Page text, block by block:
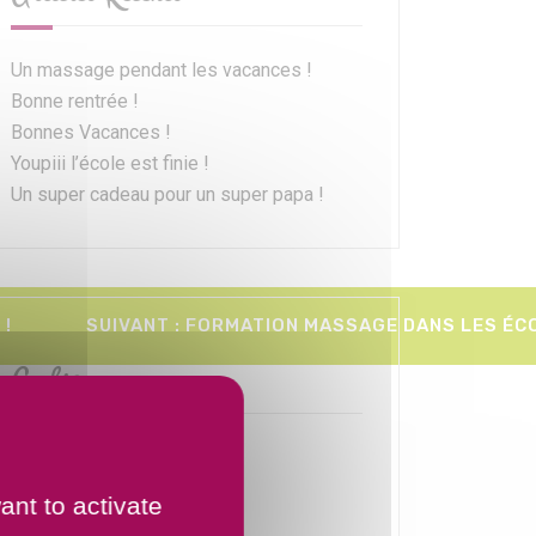
! SUIVANT : FORMATION MASSAGE DANS LES
Un massage pendant les vacances !
Bonne rentrée !
Bonnes Vacances !
Youpiii l’école est finie !
Un super cadeau pour un super papa !
Archives
juillet 2017
to activate